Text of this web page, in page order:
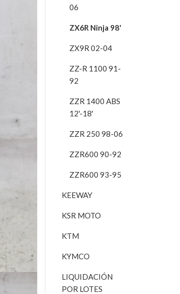
06
ZX6R Ninja 98'
ZX9R 02-04
ZZ-R 1100 91-
92
ZZR 1400 ABS
12'-18'
ZZR 250 98-06
ZZR600 90-92
ZZR600 93-95
KEEWAY
KSR MOTO
KTM
KYMCO
LIQUIDACIÓN
POR LOTES